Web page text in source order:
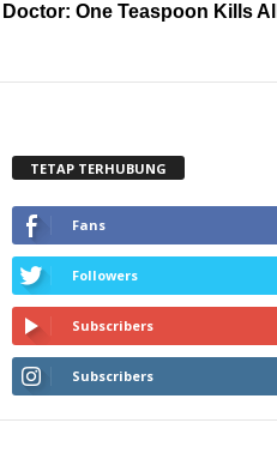
Doctor: One Teaspoon Kills
TETAP TERHUBUNG
Fans
Followers
Subscribers
Subscribers